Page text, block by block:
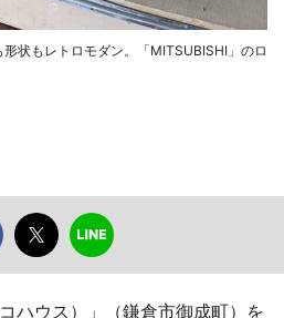
状もレトロモダン。「MITSUBISHI」のロ
ハウス）」（鎌倉市御成町）を